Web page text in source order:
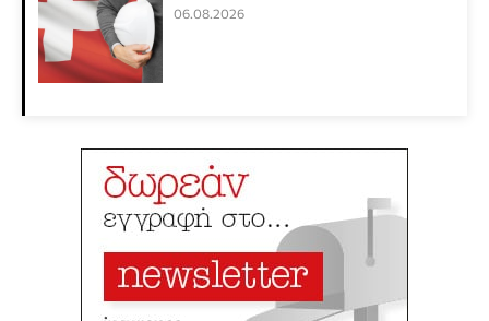
06.08.2026